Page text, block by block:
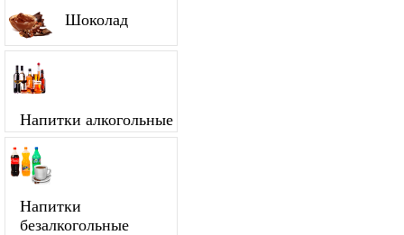
Шоколад
Напитки алкогольные
Напитки
безалкогольные